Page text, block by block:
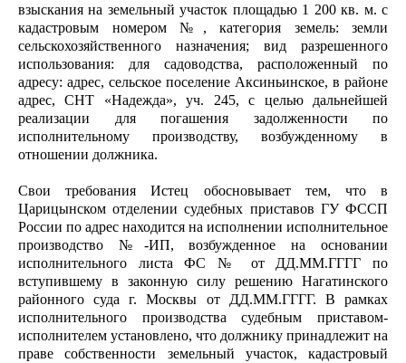
взыскания на земельный участок площадью 1 200 кв. м. с
кадастровым номером №, категория земель: земли
сельскохозяйственного назначения; вид разрешенного
использования: для садоводства, расположенный по
адресу: адрес, сельское поселение Аксиньинское, в районе
адрес, СНТ «Надежда», уч. 245, с целью дальнейшей
реализации для погашения задолженности по
исполнительному производству, возбужденному в
отношении должника.
Свои требования Истец обосновывает тем, что в
Царицынском отделении судебных приставов ГУ ФССП
России по адрес находится на исполнении исполнительное
производство №-ИП, возбужденное на основании
исполнительного листа ФС № от ДД.ММ.ГГГГ по
вступившему в законную силу решению Нагатинского
районного суда г. Москвы от ДД.ММ.ГГГГ. В рамках
исполнительного производства судебным приставом-
исполнителем установлено, что должнику принадлежит на
праве собственности земельный участок, кадастровый